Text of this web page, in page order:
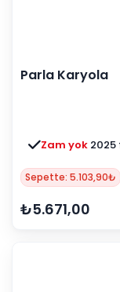
Parla Karyola
Zam yok 2025
Sepette: 5.103,90₺
₺5.671,00